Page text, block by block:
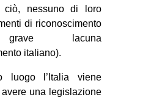
ciò, nessuno di loro
di riconoscimento
lacuna
italiano).
luogo l’Italia viene
una legislazione